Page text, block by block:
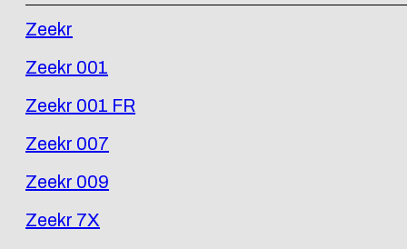
Zeekr
Zeekr 001
Zeekr 001 FR
Zeekr 007
Zeekr 009
Zeekr 7X